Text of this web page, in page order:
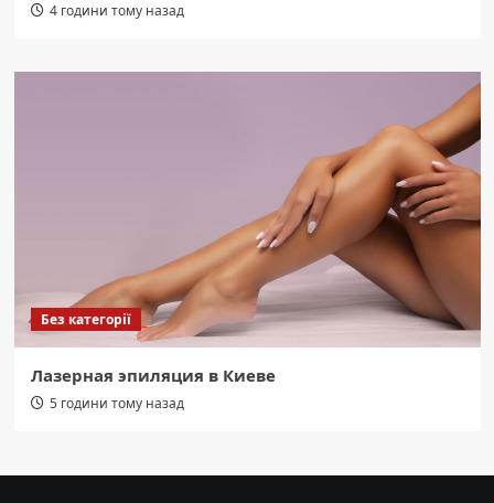
4 години тому назад
Без категорії
Лазерная эпиляция в Киеве
5 години тому назад